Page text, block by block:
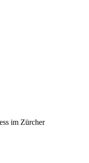
im Zürcher